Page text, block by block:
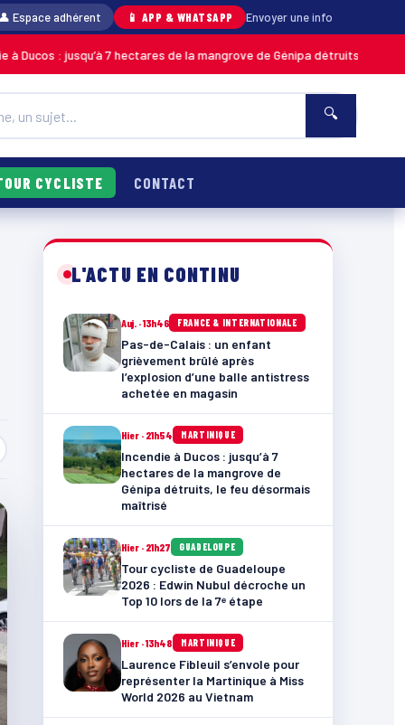
Espace adhérent 📱 APP & WHATSAPP Envoyer une info
7 hectares de la mangrove de Génipa détruits, le feu désormais
🔍
CYCLISTE CONTACT
L'ACTU EN CONTINU
Auj. · 13h46 FRANCE & INTERNATIONALE
Pas-de-Calais : un enfant
grièvement brûlé après
l’explosion d’une balle antistress
achetée en magasin
Hier · 21h54 MARTINIQUE
Incendie à Ducos : jusqu’à 7
hectares de la mangrove de
Génipa détruits, le feu désormais
maîtrisé
Hier · 21h27 GUADELOUPE
Tour cycliste de Guadeloupe
2026 : Edwin Nubul décroche un
Top 10 lors de la 7ᵉ étape
Hier · 13h48 MARTINIQUE
Laurence Fibleuil s’envole pour
représenter la Martinique à Miss
World 2026 au Vietnam